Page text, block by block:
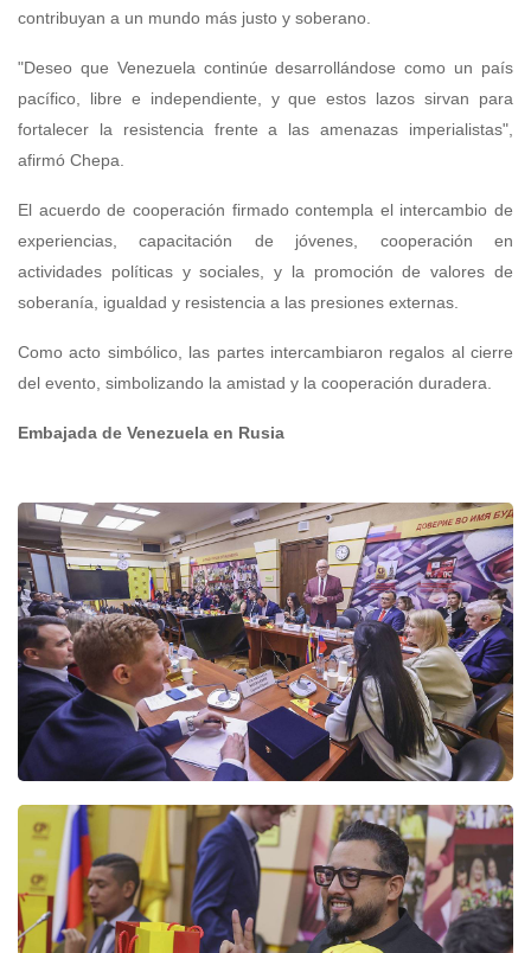
contribuyan a un mundo más justo y soberano.
"Deseo que Venezuela continúe desarrollándose como un país
pacífico, libre e independiente, y que estos lazos sirvan para
fortalecer la resistencia frente a las amenazas imperialistas",
afirmó Chepa.
El acuerdo de cooperación firmado contempla el intercambio de
experiencias, capacitación de jóvenes, cooperación en
actividades políticas y sociales, y la promoción de valores de
soberanía, igualdad y resistencia a las presiones externas.
Como acto simbólico, las partes intercambiaron regalos al cierre
del evento, simbolizando la amistad y la cooperación duradera.
Embajada de Venezuela en Rusia